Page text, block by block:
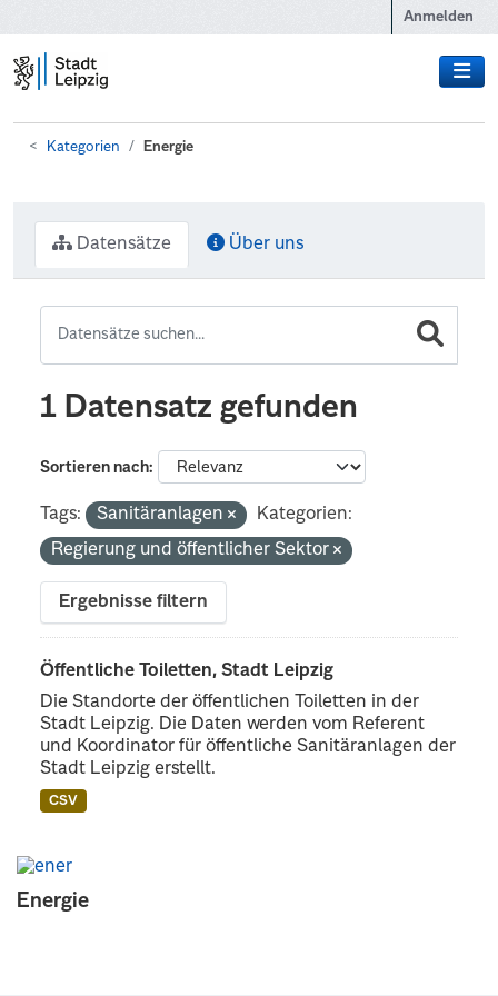
Anmelden
Kategorien Energie
Energie
Datensätze Über uns
1 Datensatz gefunden
Sortieren nach
Tags: Sanitäranlagen
Kategorien:
Regierung und öffentlicher Sektor
Ergebnisse filtern
Öffentliche Toiletten, Stadt Leipzig
Die Standorte der öffentlichen Toiletten in der
Stadt Leipzig. Die Daten werden vom Referent
und Koordinator für öffentliche Sanitäranlagen der
Stadt Leipzig erstellt.
CSV